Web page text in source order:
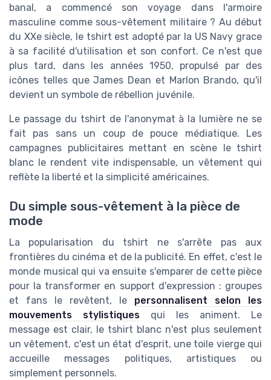
banal, a commencé son voyage dans l'armoire
masculine comme sous-vêtement militaire ? Au début
du XXe siècle, le tshirt est adopté par la US Navy grace
à sa facilité d'utilisation et son confort. Ce n'est que
plus tard, dans les années 1950, propulsé par des
icônes telles que James Dean et Marlon Brando, qu'il
devient un symbole de rébellion juvénile.
Le passage du tshirt de l'anonymat à la lumière ne se
fait pas sans un coup de pouce médiatique. Les
campagnes publicitaires mettant en scène le tshirt
blanc le rendent vite indispensable, un vêtement qui
reflète la liberté et la simplicité américaines.
Du simple sous-vêtement à la pièce de
mode
La popularisation du tshirt ne s'arrête pas aux
frontières du cinéma et de la publicité. En effet, c'est le
monde musical qui va ensuite s'emparer de cette pièce
pour la transformer en support d'expression : groupes
et fans le revêtent, le personnalisent selon les
mouvements stylistiques qui les animent. Le
message est clair, le tshirt blanc n'est plus seulement
un vêtement, c'est un état d'esprit, une toile vierge qui
accueille messages politiques, artistiques ou
simplement personnels.